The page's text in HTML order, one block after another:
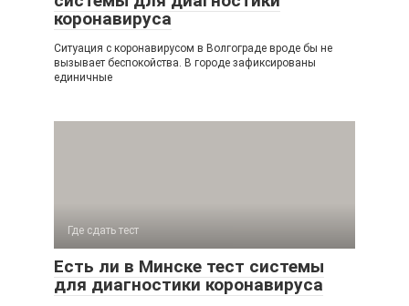
коронавируса
Ситуация с коронавирусом в Волгограде вроде бы не
вызывает беспокойства. В городе зафиксированы
единичные
Где сдать тест
Есть ли в Минске тест системы
для диагностики коронавируса